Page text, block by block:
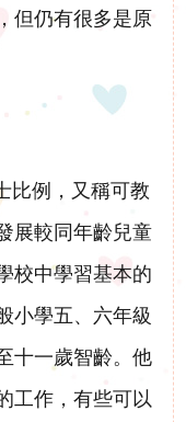
但仍有很多是原
比例，又稱可教
展較同年齡兒童
校中學習基本的
小學五、六年級
十一歲智齡。他
工作，有些可以